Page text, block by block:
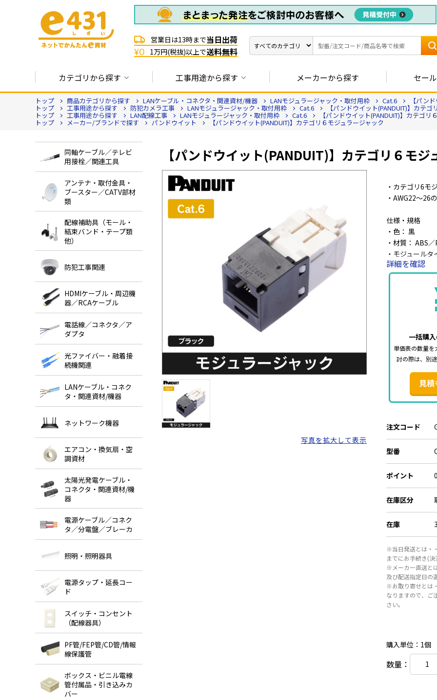
営業日は13時まで当日出荷
¥0 1万円(税抜)以上で送料無料
カテゴリから探す 工事用途から探す メーカーから探す セー
トップ 商品カテゴリから探す LANケーブル・コネクタ・関連資材/機器 LANモジュラージャック・取付用枠 Cat.6 【パン
トップ 工事用途から探す 防犯カメラ工事 LANモジュラージャック・取付用枠 Cat.6 【パンドウイット(PANDUIT)】カテ
トップ 工事用途から探す LAN配線工事 LANモジュラージャック・取付用枠 Cat.6 【パンドウイット(PANDUIT)】カテゴリ
トップ メーカー/ブランドで探す パンドウイット 【パンドウイット(PANDUIT)】カテゴリ６モジュラージャック
同軸ケーブル／テレビ
用接栓／関連工具
アンテナ・取付金具・
ブースター／CATV部材
類
配線補助具（モール・
結束バンド・テープ類
他）
防犯工事関連
HDMIケーブル・周辺機
器／RCAケーブル
電話線／コネクタ／ア
ダプタ
光ファイバー・融着接
続機関連
LANケーブル・コネク
タ・関連資材/機器
ネットワーク機器
エアコン・換気扇・空
調資材
太陽光発電ケーブル・
コネクタ・関連資材/機
器
電源ケーブル／コネク
タ／分電盤／ブレーカ
照明・照明器具
電源タップ・延長コー
ド
スイッチ・コンセント
（配線器具）
PF管/FEP管/CD管/情報
線保護管
ボックス・ビニル電線
管付属品・引き込みカ
バー
【パンドウイット(PANDUIT)】カテゴリ６モジ
・カテゴリ6モ
・AWG22～26
仕様・規格
・色： 黒
・材質： ABS
・モジュール
・取付可能モジ
・ケーブル規
・成端方式：
・結線配列：
・補助工具：
詳細を確認
一括購
単価表の数量を
討の際は、別
見
注文コード
型番
ポイント
在庫区分
在庫
※当日発送とは・
までにお手続き(
※メーカー直送と
及び配送指定日の
※お取り寄せとは
なりますので、ご
さい。
購入単位：1個
数量：
写真を拡大して表示